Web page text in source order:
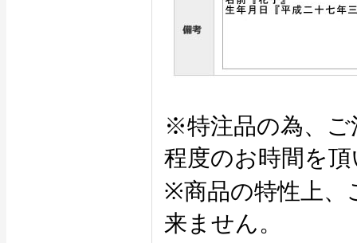
※特注品の為、ご
程度のお時間を
※商品の特性上、
来ません。